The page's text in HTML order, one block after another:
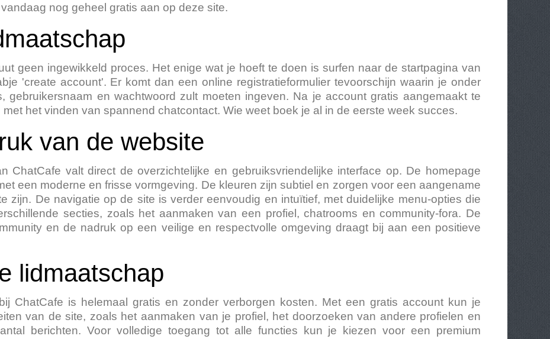
nog geheel gratis aan op deze site.
geen ingewikkeld proces. Het enige wat je hoeft te doen is surfen naar de startpagina van
'create account'. Er komt dan een online registratieformulier tevoorschijn waarin je onder
gebruikersnaam en wachtwoord zult moeten ingeven. Na je account gratis aangemaakt te
het vinden van spannend chatcontact. Wie weet boek je al in de eerste week succes.
van de website
ChatCafe valt direct de overzichtelijke en gebruiksvriendelijke interface op. De homepage
een moderne en frisse vormgeving. De kleuren zijn subtiel en zorgen voor een aangename
zijn. De navigatie op de site is verder eenvoudig en intuïtief, met duidelijke menu-opties die
secties, zoals het aanmaken van een profiel, chatrooms en community-fora. De
en de nadruk op een veilige en respectvolle omgeving draagt bij aan een positieve
lidmaatschap
ChatCafe is helemaal gratis en zonder verborgen kosten. Met een gratis account kun je
van de site, zoals het aanmaken van je profiel, het doorzoeken van andere profielen en
berichten. Voor volledige toegang tot alle functies kun je kiezen voor een premium